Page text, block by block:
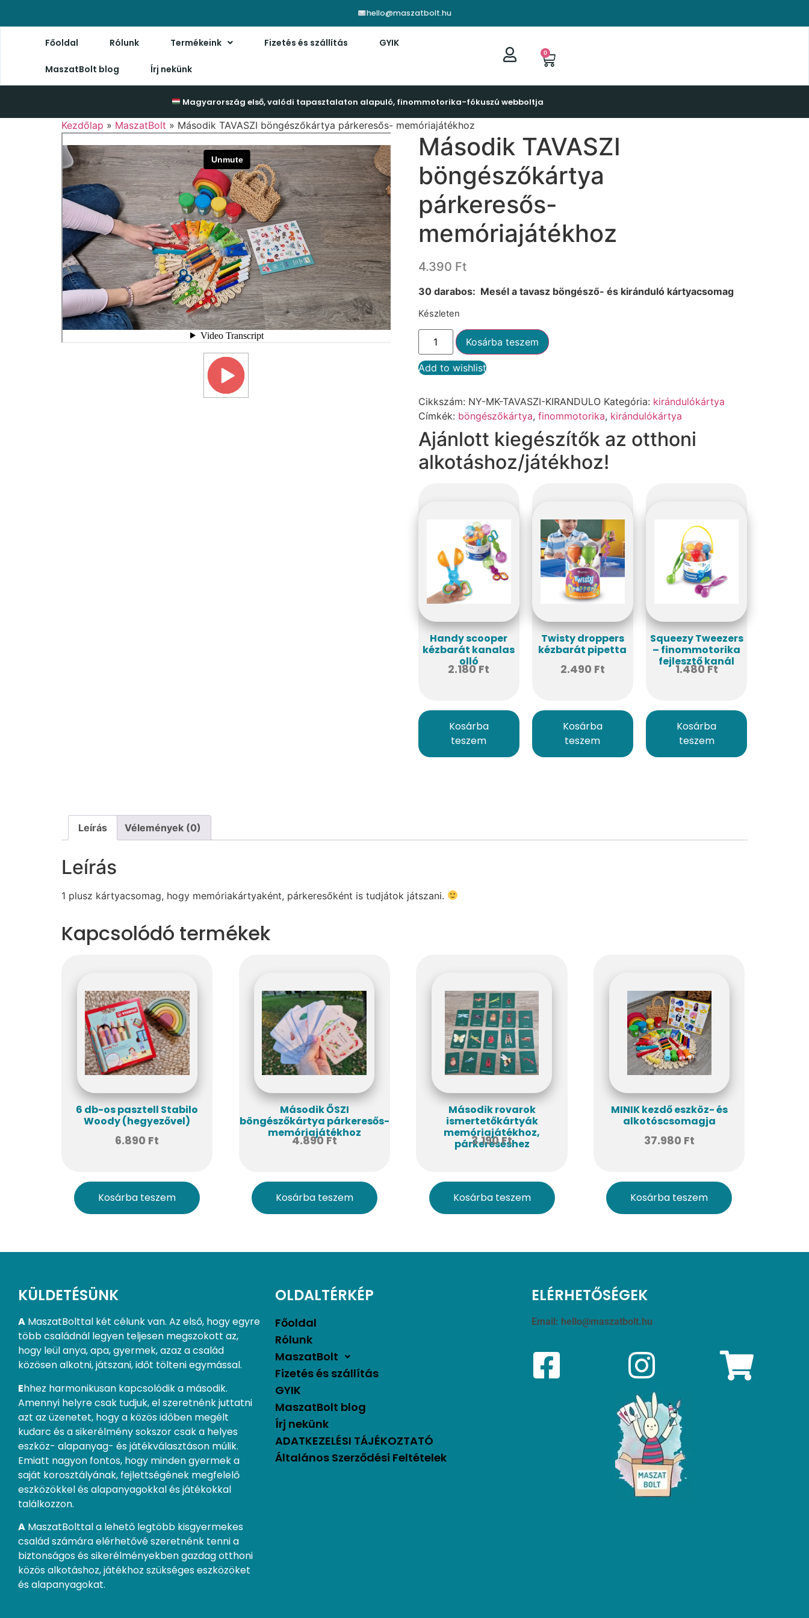
hello@maszatbolt.hu
Főoldal Rólunk Termékeink Fizetés és szállítás GYIK
MaszatBolt blog Írj nekünk
0
Magyarország első, valódi tapasztalaton alapuló, finommotorika-fókuszú webboltja
Kezdőlap » MaszatBolt » Második TAVASZI böngészőkártya párkeresős- memóriajátékhoz
Második TAVASZI
böngészőkártya
párkeresős-
memóriajátékhoz
4.390 Ft
30 darabos: Mesél a tavasz böngésző- és kiránduló kártyacsomag
Készleten
Kosárba teszem
Add to wishlist
Alternative:
Cikkszám: NY-MK-TAVASZI-KIRANDULO Kategória: kirándulókártya
Címkék: böngészőkártya, finommotorika, kirándulókártya
Ajánlott kiegészítők az otthoni
alkotáshoz/játékhoz!
Handy scooper
kézbarát kanalas
olló
2.180Ft
Kosárba
teszem
Twisty droppers
kézbarát pipetta
2.490 Ft
Kosárba
teszem
Squeezy Tweezers
– finommotorika
fejlesztő kanál
1.480Ft
Kosárba
teszem
Leírás Vélemények (0)
Leírás
1 plusz kártyacsomag, hogy memóriakártyaként, párkeresőként is tudjátok játszani.
Kapcsolódó termékek
6 db-os pasztell Stabilo
Woody (hegyezővel)
6.890 Ft
Kosárba teszem
Második ŐSZI
böngészőkártya párkeresős-
memóriajátékhoz
4.890Ft
Kosárba teszem
Második rovarok
ismertetőkártyák
memóriajátékhoz,
párkereséshez
3.190Ft
Kosárba teszem
MINIK kezdő eszköz- és
alkotóscsomagja
37.980 Ft
Kosárba teszem
KÜLDETÉSÜNK
A MaszatBolttal két célunk van. Az első, hogy egyre
több családnál legyen teljesen megszokott az,
hogy leül anya, apa, gyermek, azaz a család
közösen alkotni, játszani, időt tölteni egymással.
Ehhez harmonikusan kapcsolódik a második.
Amennyi helyre csak tudjuk, el szeretnénk juttatni
azt az üzenetet, hogy a közös időben megélt
kudarc és a sikerélmény sokszor csak a helyes
eszköz- alapanyag- és játékválasztáson múlik.
Emiatt nagyon fontos, hogy minden gyermek a
saját korosztályának, fejlettségének megfelelő
eszközökkel és alapanyagokkal és játékokkal
találkozzon.
A MaszatBolttal a lehető legtöbb kisgyermekes
család számára elérhetővé szeretnénk tenni a
biztonságos és sikerélményekben gazdag otthoni
közös alkotáshoz, játékhoz szükséges eszközöket
és alapanyagokat.
OLDALTÉRKÉP
Főoldal
Rólunk
MaszatBolt
Fizetés és szállítás
GYIK
MaszatBolt blog
Írj nekünk
ADATKEZELÉSI TÁJÉKOZTATÓ
Általános Szerződési Feltételek
ELÉRHETŐSÉGEK
Email: hello@maszatbolt.hu